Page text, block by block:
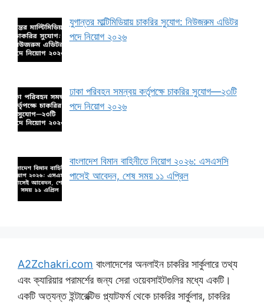
যুগান্তর মাল্টিমিডিয়ায় চাকরির সুযোগ: নিউজরুম এডিটর
পদে নিয়োগ ২০২৬
ঢাকা পরিবহন সমন্বয় কর্তৃপক্ষে চাকরির সুযোগ—২৩টি
পদে নিয়োগ ২০২৬
বাংলাদেশ বিমান বাহিনীতে নিয়োগ ২০২৬: এসএসসি
পাসেই আবেদন, শেষ সময় ১১ এপ্রিল
A2Zchakri.com বাংলাদেশের অনলাইন চাকরির সার্কুলারে তথ্য
এবং ক্যারিয়ার পরামর্শের জন্য সেরা ওয়েবসাইটগুলির মধ্যে একটি।
একটি অত্যন্ত ইন্টারেক্টিভ প্ল্যাটফর্ম থেকে চাকরির সার্কুলার, চাকরির